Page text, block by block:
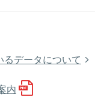
データについて
内